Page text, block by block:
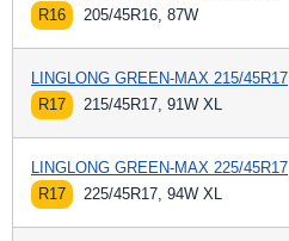
R16
205/45R16, 87W
LINGLONG GREEN-MAX 215/45R17
R17
215/45R17, 91W XL
LINGLONG GREEN-MAX 225/45R17
R17
225/45R17, 94W XL